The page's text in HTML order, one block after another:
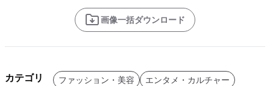
画像一括ダウンロード
カテゴリ ファッション・美容
エンタメ・カルチャー